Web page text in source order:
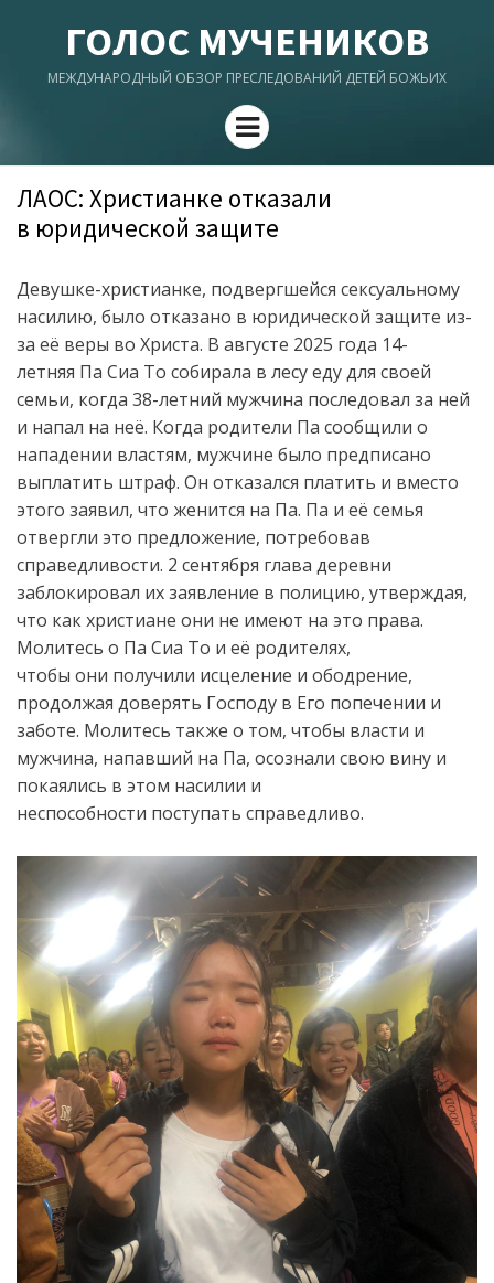
ГОЛОС МУЧЕНИКОВ
МЕЖДУНАРОДНЫЙ ОБЗОР ПРЕСЛЕДОВАНИЙ ДЕТЕЙ БОЖЬИХ
Menu
ЛАОС: Христианке отказали
в юридической защите
Девушке-христианке, подвергшейся сексуальному
насилию, было отказано в юридической защите из-
за её веры во Христа. В августе 2025 года 14-
летняя Па Сиа То собирала в лесу еду для своей
семьи, когда 38-летний мужчина последовал за ней
и напал на неё. Когда родители Па сообщили о
нападении властям, мужчине было предписано
выплатить штраф. Он отказался платить и вместо
этого заявил, что женится на Па. Па и её семья
отвергли это предложение, потребовав
справедливости. 2 сентября глава деревни
заблокировал их заявление в полицию, утверждая,
что как христиане они не имеют на это права.
Молитесь о Па Сиа То и её родителях,
чтобы они получили исцеление и ободрение,
продолжая доверять Господу в Его попечении и
заботе. Молитесь также о том, чтобы власти и
мужчина, напавший на Па, осознали свою вину и
покаялись в этом насилии и
неспособности поступать справедливо.